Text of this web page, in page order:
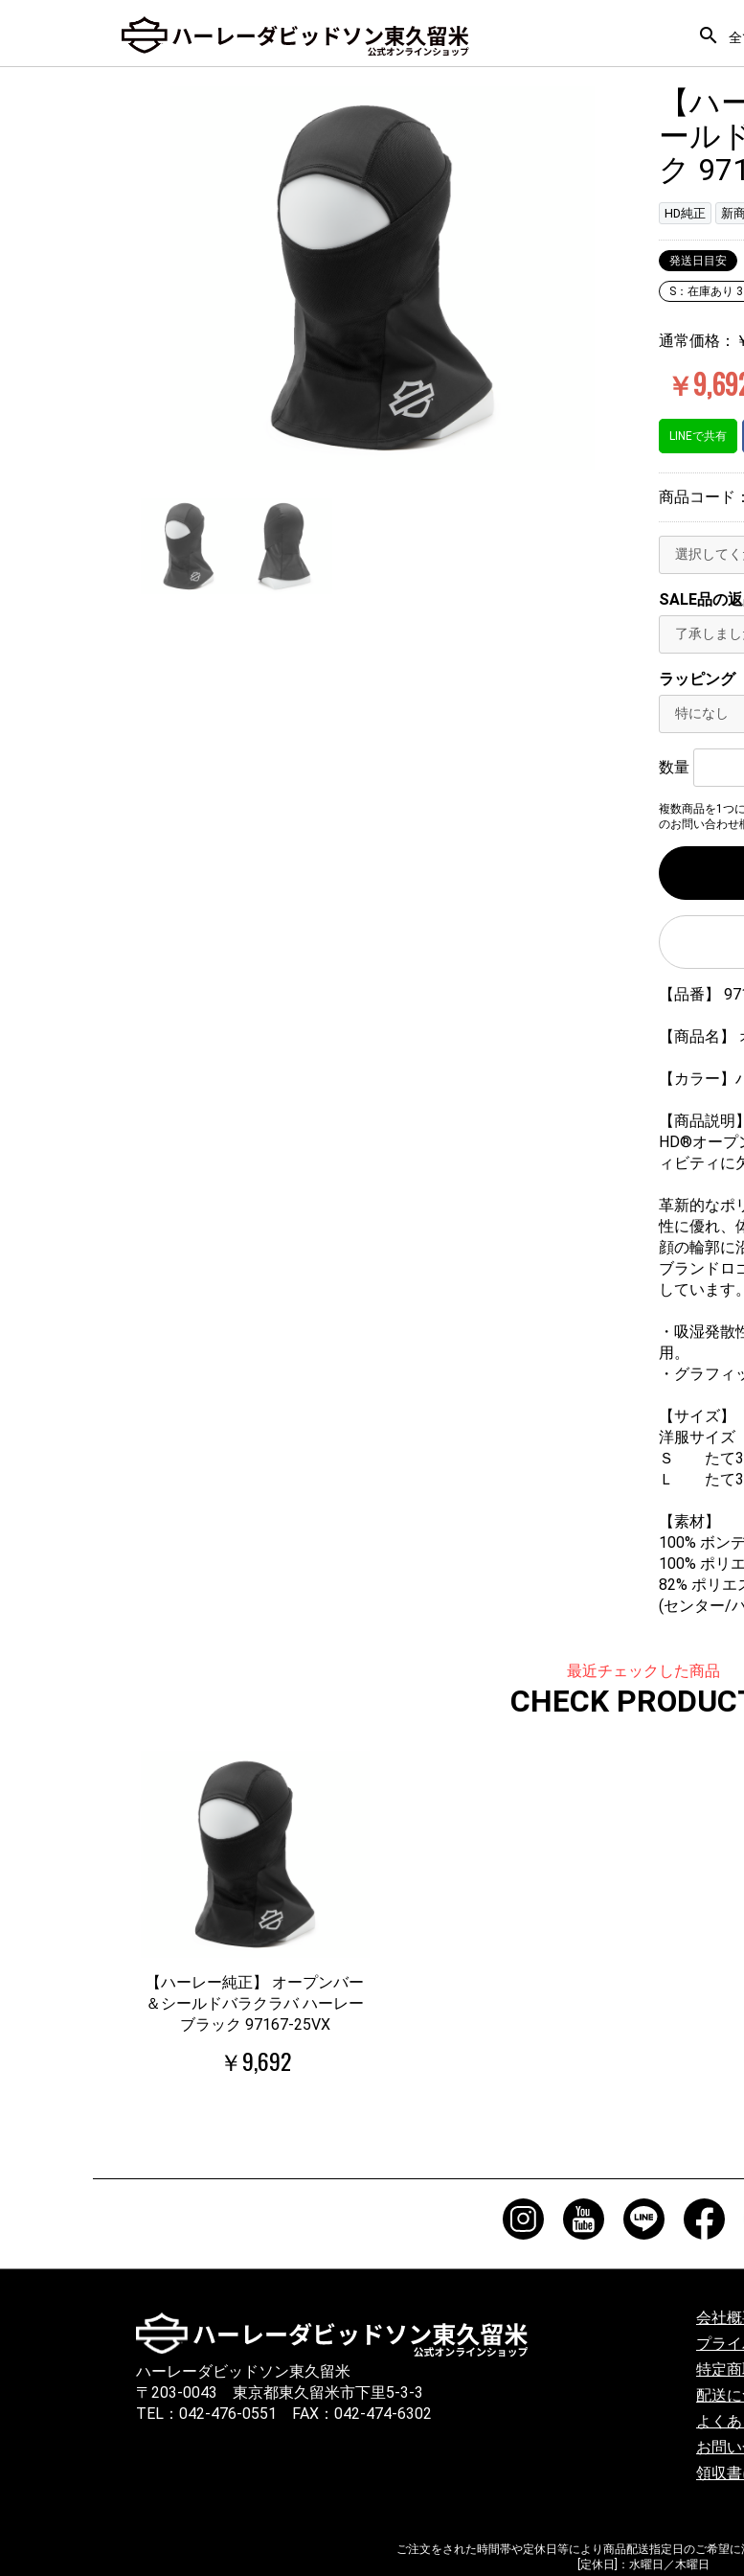
search
【
ール
ク
HD純正 新
発送日目安
S：在庫あり
通常価格：
￥
LINEで共有
商品コード
SALE品の
ラッピング
数量
複数商品を1つ
のお問い合わせ
【品番】
【商品名
【カラー
【商品説明】
HD®オープ
ィビティに
革新的なポ
性に優れ、
顔の輪郭に
ブランドロ
しています。
・吸湿発
用。
・グラフィ
【サイズ】
洋服サイズ
Ｓ た
Ｌ た
【素材】
100% ボン
100% ポリ
82% ポリエ
(センター/
最近チェックした商品
CHECK
【ハーレー純正】 オープンバー
＆シールドバラクラバ ハーレー
ブラック 97167-25VX
￥9,692
ハーレーダビッドソン東久留米
〒203-0043 東京都東久留米市下里5-3-3
TEL：042-476-0551 FAX：042-474-6302
会社
プラ
特定
配送
よく
お問
領収
ご注文をされた時間帯や定休日等により商品配送指定日のご希望に
[定休日]：水曜日／木曜日